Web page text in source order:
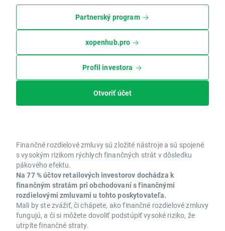
Partnerský program
xopenhub.pro
Profil investora
Otvoriť účet
Finančné rozdielové zmluvy sú zložité nástroje a sú spojené
s vysokým rizikom rýchlych finančných strát v dôsledku
pákového efektu.
Na 77 % účtov retailových investorov dochádza k
finančným stratám pri obchodovaní s finančnými
rozdielovými zmluvami u tohto poskytovateľa.
Mali by ste zvážiť, či chápete, ako finančné rozdielové zmluvy
fungujú, a či si môžete dovoliť podstúpiť vysoké riziko, že
utrpíte finančné straty.